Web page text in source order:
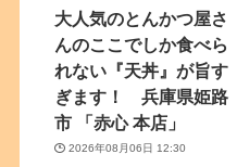
大人気のとんかつ屋さ
んのここでしか食べら
れない『天丼』が旨す
ぎます！ 兵庫県姫路
市 「赤心 本店」
2026年08月06日 12:30